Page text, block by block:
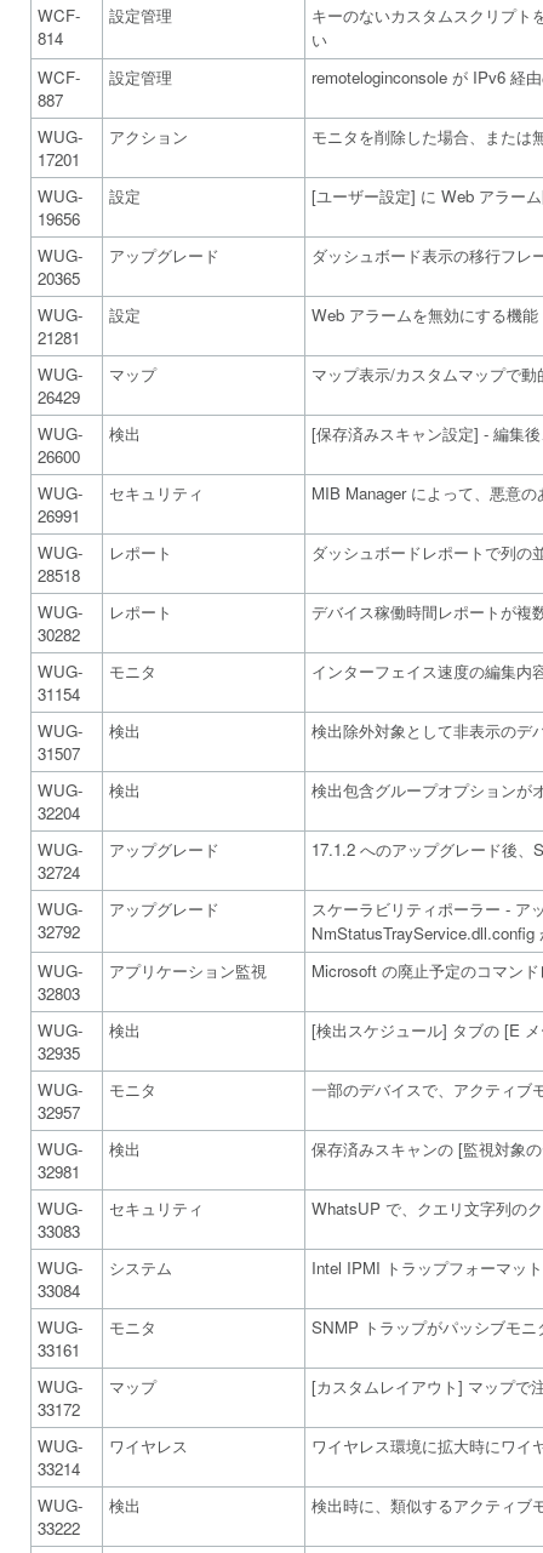
WCF-
814
設定管理
キーのないカスタムスクリプト
い
WCF-
887
設定管理 remoteloginconsole が IPv6 経
WUG-
17201
アクション モニタを削除した場合、または
WUG-
19656
設定 [ユーザー設定] に Web アラー
WUG-
20365
アップグレード ダッシュボード表示の移行フレ
WUG-
21281
設定 Web アラームを無効にする機能
WUG-
26429
マップ マップ表示/カスタムマップで
WUG-
26600
検出 [保存済みスキャン設定] - 編集
WUG-
26991
セキュリティ MIB Manager によって、悪意
WUG-
28518
レポート ダッシュボードレポートで列の
WUG-
30282
レポート デバイス稼働時間レポートが複
WUG-
31154
モニタ インターフェイス速度の編集内
WUG-
31507
検出 検出除外対象として非表示のデ
WUG-
32204
検出 検出包含グループオプションが
WUG-
32724
アップグレード 17.1.2 へのアップグレード後
WUG-
32792
アップグレード
スケーラビリティポーラー - ア
NmStatusTrayService.dll.config
WUG-
32803
アプリケーション監視 Microsoft の廃止予定のコマン
WUG-
32935
検出 [検出スケジュール] タブの [E
WUG-
32957
モニタ 一部のデバイスで、アクティブ
WUG-
32981
検出 保存済みスキャンの [監視対象
WUG-
33083
セキュリティ WhatsUP で、クエリ文字列の
WUG-
33084
システム Intel IPMI トラップフォーマッ
WUG-
33161
モニタ SNMP トラップがパッシブモ
WUG-
33172
マップ [カスタムレイアウト] マップで
WUG-
33214
ワイヤレス ワイヤレス環境に拡大時にワイ
WUG-
33222
検出 検出時に、類似するアクティブ